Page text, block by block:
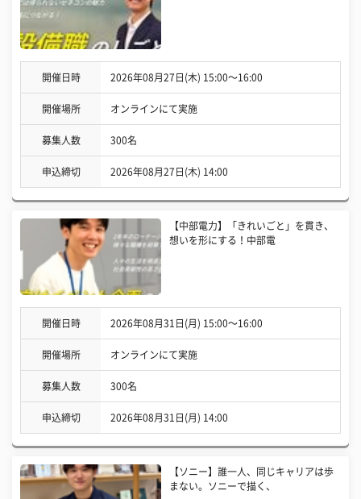
開催日時 2026年08月27日(木) 15:00〜16:00
開催場所 オンラインにて実施
募集人数 300名
申込締切 2026年08月27日(木) 14:00
【中部電力】「きれいごと」を貫き、
想いを形にする！中部電
開催日時 2026年08月31日(月) 15:00〜16:00
開催場所 オンラインにて実施
募集人数 300名
申込締切 2026年08月31日(月) 14:00
【ソニー】誰一人、同じキャリアは歩
まない。ソニーで描く、